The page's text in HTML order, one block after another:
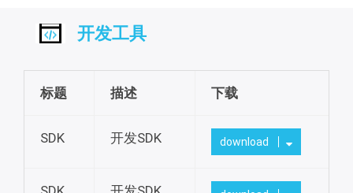
开发工具
标题 描述 下载
SDK 开发SDK download